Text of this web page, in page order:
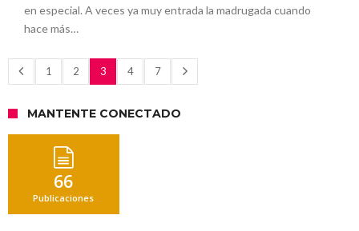
en especial. A veces ya muy entrada la madrugada cuando
hace más…
1 2 3 4 7
MANTENTE CONECTADO
66
Publicaciones